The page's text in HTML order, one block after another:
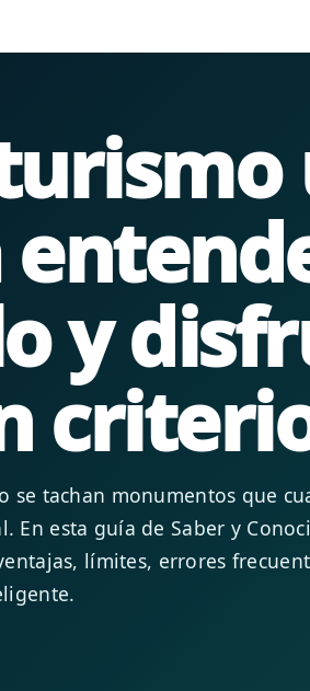
y
se tachan monumentos que
En esta guía de Saber y
límites, errores